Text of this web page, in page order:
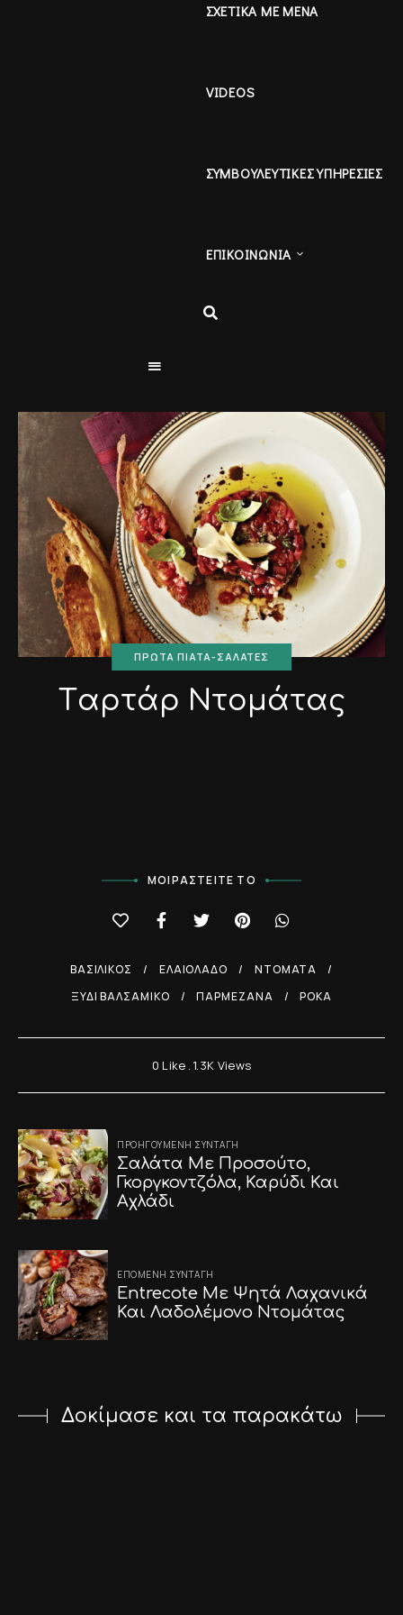
ΣΧΕΤΙΚΑ ΜΕ ΜΕΝΑ
VIDEOS
ΣΥΜΒΟΥΛΕΥΤΙΚΕΣ ΥΠΗΡΕΣΙΕΣ
ΕΠΙΚΟΙΝΩΝΙΑ
ΠΡΏΤΑ ΠΙΆΤΑ-ΣΑΛΆΤΕΣ
Tαρτάρ Ντομάτας
ΜΟΙΡΑΣΤΕΊΤΕ ΤΟ
ΒΑΣΙΛΙΚΌΣ ΕΛΑΙΌΛΑΔΟ
ΝΤΌΜΑΤΑ
ΞΎΔΙ ΒΑΛΣΆΜΙΚΟ
ΠΑΡΜΕΖΆΝΑ ΡΌΚΑ
0 Like 1.3K Views
Post
navigation
ΠΡΟΗΓΟΎΜΕΝΗ ΣΥΝΤΑΓΉ
Σαλάτα Με Προσούτο,
Γκοργκοντζόλα, Καρύδι Και
Αχλάδι
ΕΠΌΜΕΝΗ ΣΥΝΤΑΓΉ
Entrecote Με Ψητά Λαχανικά
Και Λαδολέμονο Ντομάτας
Δοκίμασε και τα παρακάτω